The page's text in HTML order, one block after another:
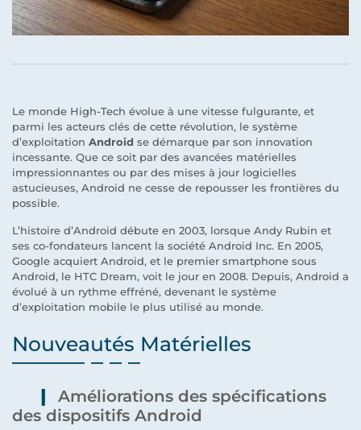
Le monde High-Tech évolue à une vitesse fulgurante, et
parmi les acteurs clés de cette révolution, le système
d’exploitation Android se démarque par son innovation
incessante. Que ce soit par des avancées matérielles
impressionnantes ou par des mises à jour logicielles
astucieuses, Android ne cesse de repousser les frontières du
possible.
L’histoire d’Android débute en 2003, lorsque Andy Rubin et
ses co-fondateurs lancent la société Android Inc. En 2005,
Google acquiert Android, et le premier smartphone sous
Android, le HTC Dream, voit le jour en 2008. Depuis, Android a
évolué à un rythme effréné, devenant le système
d’exploitation mobile le plus utilisé au monde.
Nouveautés Matérielles
Améliorations des spécifications
des dispositifs Android